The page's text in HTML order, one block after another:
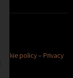
Cookie policy– Privacy